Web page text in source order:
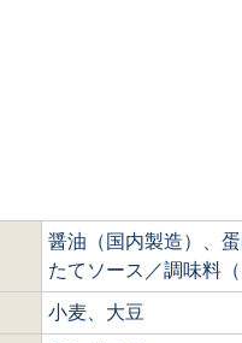
醤油（国内製造）、
たてソース／調味料
小麦、大豆